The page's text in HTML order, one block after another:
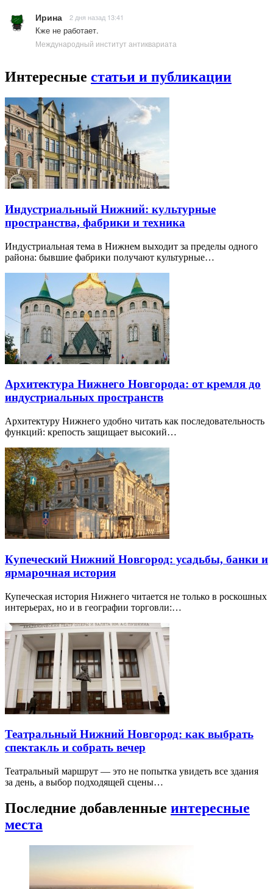
Ирина 2 дня назад 13:41
Кже не работает.
Международный институт антиквариата
Интересные статьи и публикации
Индустриальный Нижний: культурные
пространства, фабрики и техника
Индустриальная тема в Нижнем выходит за пределы одного
района: бывшие фабрики получают культурные…
Архитектура Нижнего Новгорода: от кремля до
индустриальных пространств
Архитектуру Нижнего удобно читать как последовательность
функций: крепость защищает высокий…
Купеческий Нижний Новгород: усадьбы, банки и
ярмарочная история
Купеческая история Нижнего читается не только в роскошных
интерьерах, но и в географии торговли:…
Театральный Нижний Новгород: как выбрать
спектакль и собрать вечер
Театральный маршрут — это не попытка увидеть все здания
за день, а выбор подходящей сцены…
Последние добавленные интересные
места